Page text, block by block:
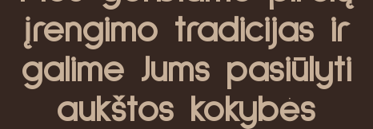
įrengimo tradicijas ir
galime Jums pasiūlyti
aukštos kokybės